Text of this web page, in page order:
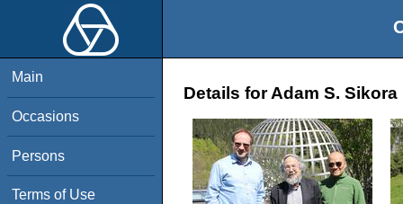
Main
Occasions
Persons
Terms of Use
Details for Adam S. Sikora